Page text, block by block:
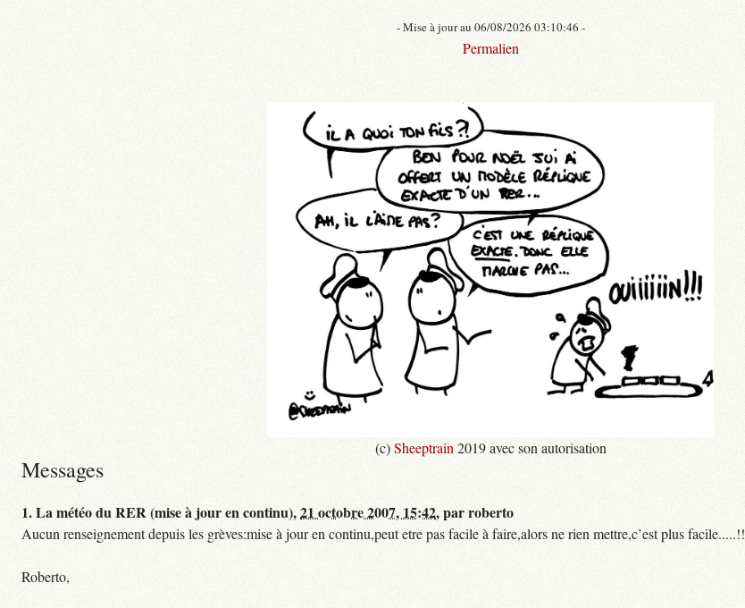
- Mise à jour au 06/08/2026 03:10:46 -
Permalien
(c)Sheeptrain 2019 avec son autorisation
Messages
1.La météo du RER (mise à jour en continu),21 octobre 2007, 15:42,parroberto
Aucun renseignement depuis les grèves:mise à jour en continu,peut etre pas facile à faire,alors ne rien mettre,c’est plus facile.....!!
Roberto,